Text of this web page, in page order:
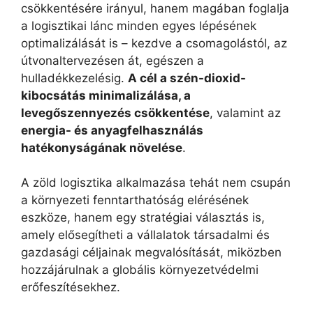
csökkentésére irányul, hanem magában foglalja
a logisztikai lánc minden egyes lépésének
optimalizálását is – kezdve a csomagolástól, az
útvonaltervezésen át, egészen a
hulladékkezelésig. A cél a szén-dioxid-
kibocsátás minimalizálása, a
levegőszennyezés csökkentése, valamint az
energia- és anyagfelhasználás
hatékonyságának növelése.
A zöld logisztika alkalmazása tehát nem csupán
a környezeti fenntarthatóság elérésének
eszköze, hanem egy stratégiai választás is,
amely elősegítheti a vállalatok társadalmi és
gazdasági céljainak megvalósítását, miközben
hozzájárulnak a globális környezetvédelmi
erőfeszítésekhez.